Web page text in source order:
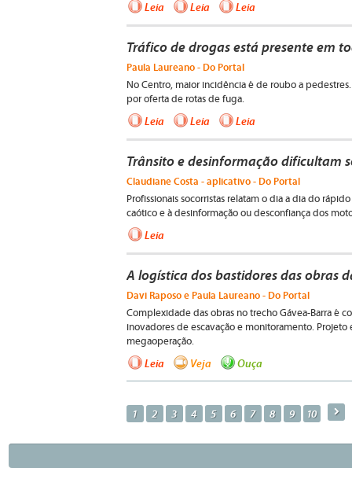
Leia Leia Leia
Tráfico de drogas está presente em
Paula Laureano - Do Portal
No Centro, maior incidência é de roubo a
por oferta de rotas de fuga.
Leia Leia Leia
Trânsito e desinformação dificultam
Claudiane Costa - aplicativo - Do Portal
Profissionais socorristas relatam o dia a dia do
caótico e à desinformação ou desconfiança dos
Leia
A logística dos bastidores das obras
Davi Raposo e Paula Laureano - Do Portal
Complexidade das obras no trecho Gávea-Barra é
inovadores de escavação e monitoramento.
megaoperação.
Leia Veja Ouça
1 2 3 4 5 6 7 8 9 10 a